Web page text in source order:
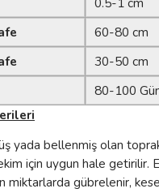
60-80 cm
30-50 cm
80-100
yada bellenmiş olan
için uygun hale getirilir.
miktarlarda gübrelenir,